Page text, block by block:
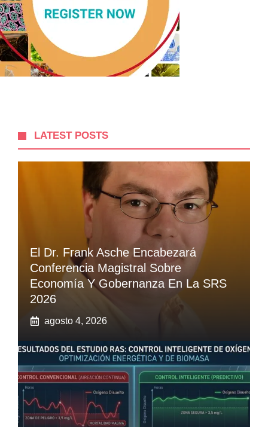
LATEST POSTS
El Dr. Frank Asche Encabezará
Conferencia Magistral Sobre
Economía Y Gobernanza En La SRS
2026
agosto 4, 2026